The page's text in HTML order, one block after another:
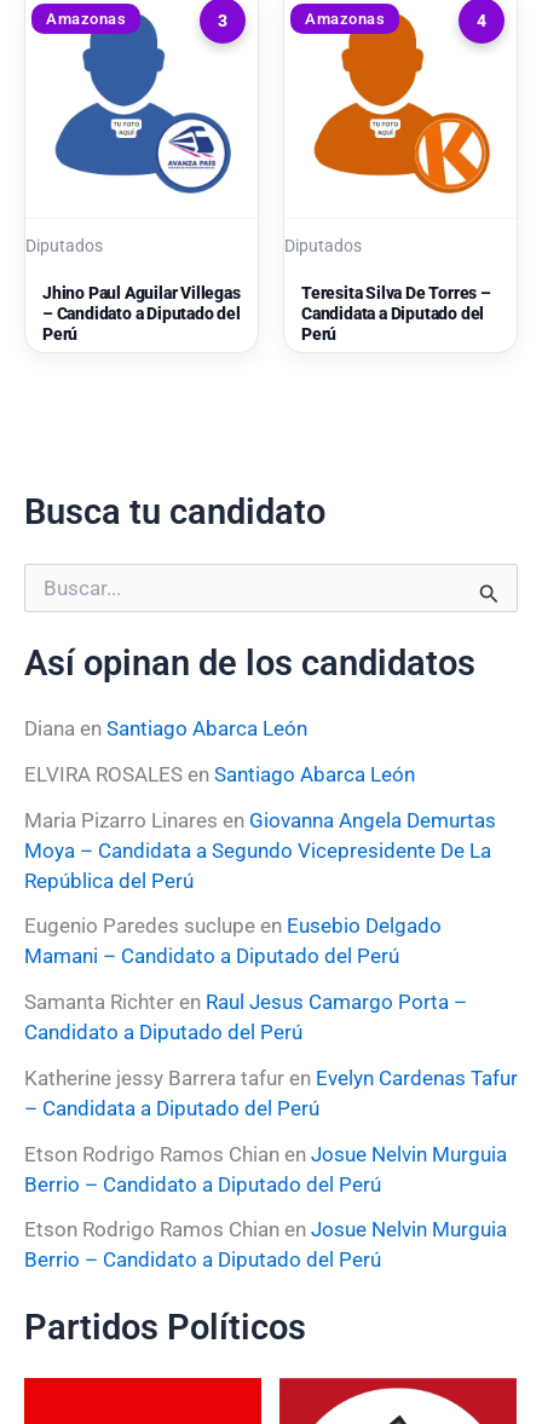
3
Amazonas
Diputados
Jhino Paul Aguilar Villegas
– Candidato a Diputado del
Perú
4
Amazonas
Diputados
Teresita Silva De Torres –
Candidata a Diputado del
Perú
Busca tu candidato
u
c
p
r
Así opinan de los candidatos
Diana en Santiago Abarca León
ELVIRA ROSALES en Santiago Abarca León
Maria Pizarro Linares en Giovanna Angela Demurtas
Moya – Candidata a Segundo Vicepresidente De La
República del Perú
Eugenio Paredes suclupe en Eusebio Delgado
Mamani – Candidato a Diputado del Perú
Samanta Richter en Raul Jesus Camargo Porta –
Candidato a Diputado del Perú
Katherine jessy Barrera tafur en Evelyn Cardenas Tafur
– Candidata a Diputado del Perú
Etson Rodrigo Ramos Chian en Josue Nelvin Murguia
Berrio – Candidato a Diputado del Perú
Etson Rodrigo Ramos Chian en Josue Nelvin Murguia
Berrio – Candidato a Diputado del Perú
Partidos Políticos